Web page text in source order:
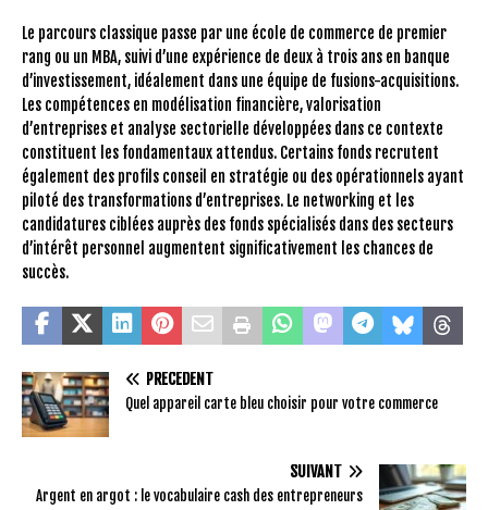
Le parcours classique passe par une école de commerce de premier
rang ou un MBA, suivi d’une expérience de deux à trois ans en banque
d’investissement, idéalement dans une équipe de fusions-acquisitions.
Les compétences en modélisation financière, valorisation
d’entreprises et analyse sectorielle développées dans ce contexte
constituent les fondamentaux attendus. Certains fonds recrutent
également des profils conseil en stratégie ou des opérationnels ayant
piloté des transformations d’entreprises. Le networking et les
candidatures ciblées auprès des fonds spécialisés dans des secteurs
d’intérêt personnel augmentent significativement les chances de
succès.
PRÉCÉDENT
Quel appareil carte bleu choisir pour votre commerce
SUIVANT
Argent en argot : le vocabulaire cash des entrepreneurs